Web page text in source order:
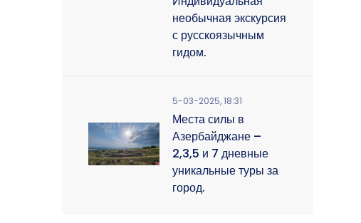
необычная экскурсия
с русскоязычным
гидом.
5-03-2025, 18:31
Места силы в
Азербайджане –
2,3,5 и 7 дневные
уникальные туры за
город.